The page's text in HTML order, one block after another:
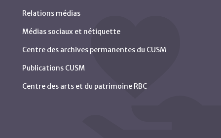
Relations médias
Médias sociaux et nétiquette
Centre des archives permanentes du CUSM
Publications CUSM
Centre des arts et du patrimoine RBC